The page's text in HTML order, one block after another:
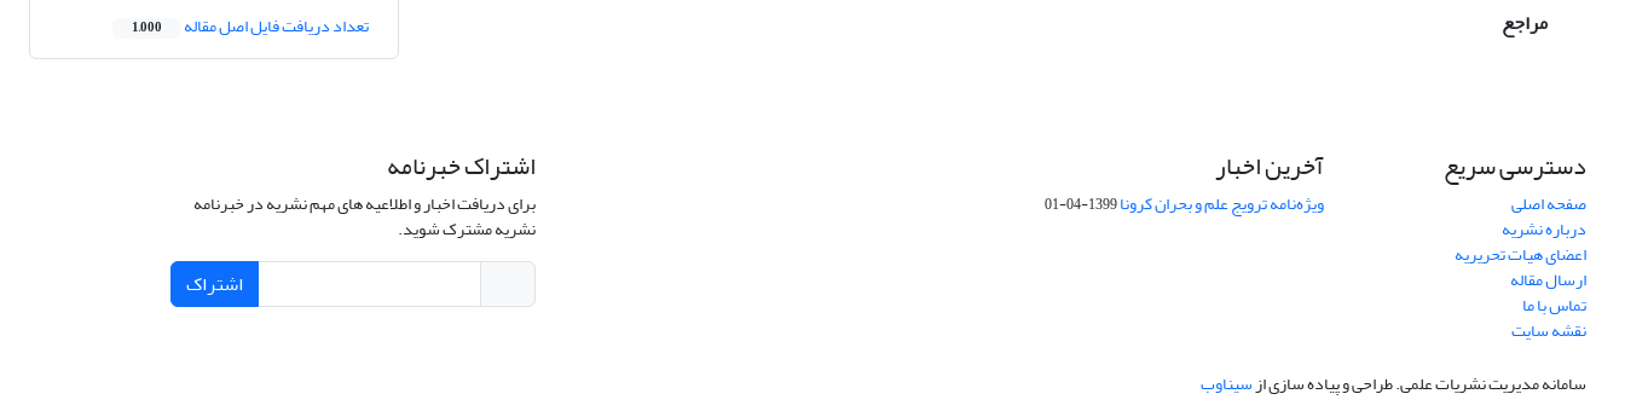
مراجع تعداد دریافت فایل اصل مقاله 1,000
دسترسی سریع
صفحه اصلی
درباره نشریه
اعضای هیات تحریریه
ارسال مقاله
تماس با ما
نقشه سایت
آخرین اخبار
ویژه‌نامه ترویج علم و بحران کرونا1399-04-01
اشتراک خبرنامه
برای دریافت اخبار و اطلاعیه های مهم نشریه در خبرنامه
نشریه مشترک شوید.
اشتراک
سامانه مدیریت نشریات علمی.طراحی و پیاده سازی ازسیناوب